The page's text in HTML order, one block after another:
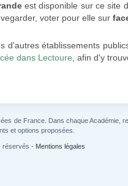
est disponible sur ce site
voter pour elle sur
d'autres établissements
dans Lectoure , afin d'y
de France. Dans chaque Académie,
et options proposées.
réservés - Mentions légales